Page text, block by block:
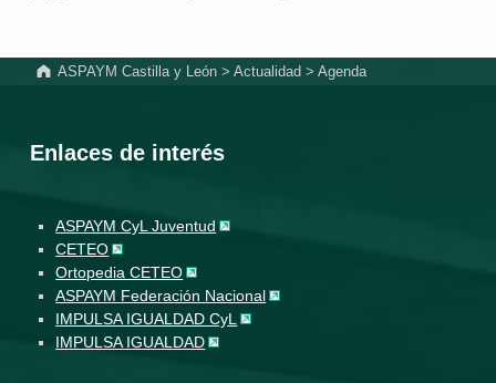
ASPAYM Castilla y León >Actualidad >Agenda
Enlaces de interés
ASPAYM CyL Juventud
CETEO
Ortopedia CETEO
ASPAYM Federación Nacional
IMPULSA IGUALDAD CyL
IMPULSA IGUALDAD